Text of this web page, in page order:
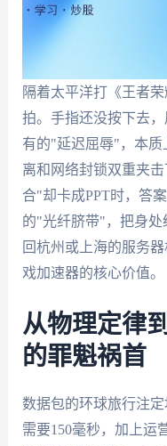
隔着太平洋打《王者
拍。手指还没按下去
有的"延迟屈辱"，本质
离和网络封锁双重夹
合"却卡成PPT时，答
的"光纤脐带"，把身
回杭州或上海的服务
戏加速器的核心价值。
从物理定律
的罪魁祸首
数据包的环球旅行注
需要150毫秒，加上运